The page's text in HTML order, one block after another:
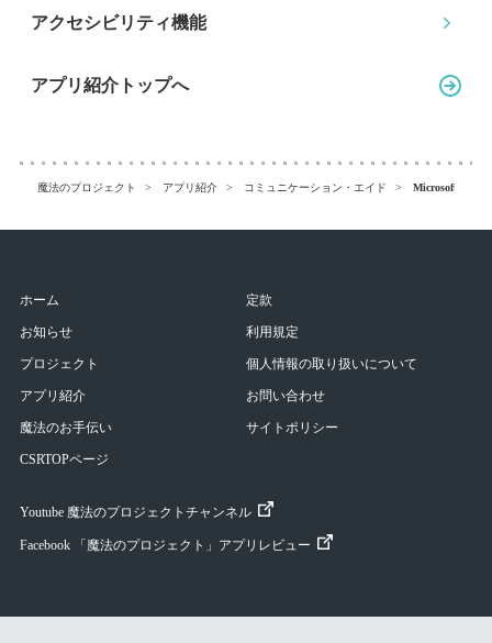
魔法のプロジェクト アプリ紹介 コミュニケーション・エイド Microsoft Teams
アクセシビリティ機能
アプリ紹介トップへ
ホーム
お知らせ
プロジェクト
アプリ紹介
魔法のお手伝い
CSRTOPページ
定款
利用規定
個人情報の取り扱いについて
お問い合わせ
サイトポリシー
Youtube 魔法のプロジェクトチャンネル
Facebook 「魔法のプロジェクト」アプリレビュー